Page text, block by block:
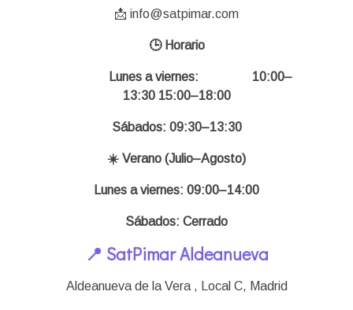
📩 info@satpimar.com
🕒 Horario
Lunes a viernes:
10:00–
13:30 15:00–18:00
Sábados: 09:30–13:30
☀️ Verano (Julio–Agosto)
Lunes a viernes: 09:00–14:00
Sábados: Cerrado
📍 SatPimar Aldeanueva
Aldeanueva de la Vera , Local C, Madrid